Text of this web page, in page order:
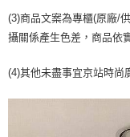
【注意事項】
1.本服務係由「台灣大哥
買賣價金債權讓與本公司
2.基於同意付款使用「大
3.完整用戶服務條款，請
３．收到繳費通知簡訊後
ATM／網路銀行／等多
※ 請注意：結帳手續完成
後付繳納相關費用。
是否繳費成功／繳費後需
https://
宅配
(3)商品文案為專櫃(原廠/
攝關係產生色差，商品依
(4)其他未盡事宜京站時尚